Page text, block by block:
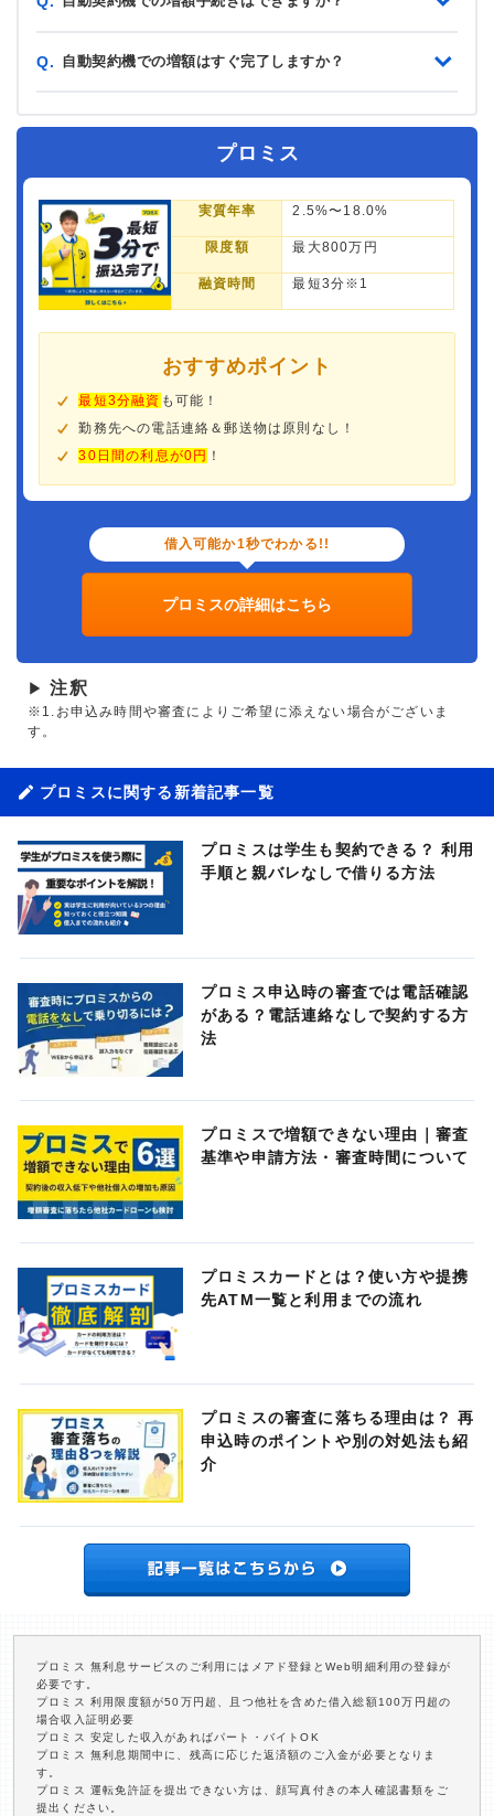
Q. 自動契約機での増額はすぐ完了しますか？
プロミス
実質年率 2.5%〜18.0%
限度額 最大800万円
融資時間 最短3分※1
おすすめポイント
最短3分融資 も可能！
勤務先への電話連絡＆郵送物は原則なし！
30日間の利息が0円 ！
借入可能か1秒でわかる!!
プロミスの詳細はこちら
▶ 注釈
※1.お申込み時間や審査によりご希望に添えない場合がございま
す。
プロミスに関する新着記事一覧
プロミスは学生も契約できる？ 利用
手順と親バレなしで借りる方法
プロミス申込時の審査では電話確認
がある？電話連絡なしで契約する方
法
プロミスで増額できない理由｜審査
基準や申請方法・審査時間について
プロミスカードとは？使い方や提携
先ATM一覧と利用までの流れ
プロミスの審査に落ちる理由は？ 再
申込時のポイントや別の対処法も紹
介
プロミス 無利息サービスのご利用にはメアド登録とWeb明細利用の登録が
必要です。
プロミス 利用限度額が50万円超、且つ他社を含めた借入総額100万円超の
場合収入証明必要
プロミス 安定した収入があればパート・バイトOK
プロミス 無利息期間中に、残高に応じた返済額のご入金が必要となりま
す。
プロミス 運転免許証を提出できない方は、顔写真付きの本人確認書類をご
提出ください。